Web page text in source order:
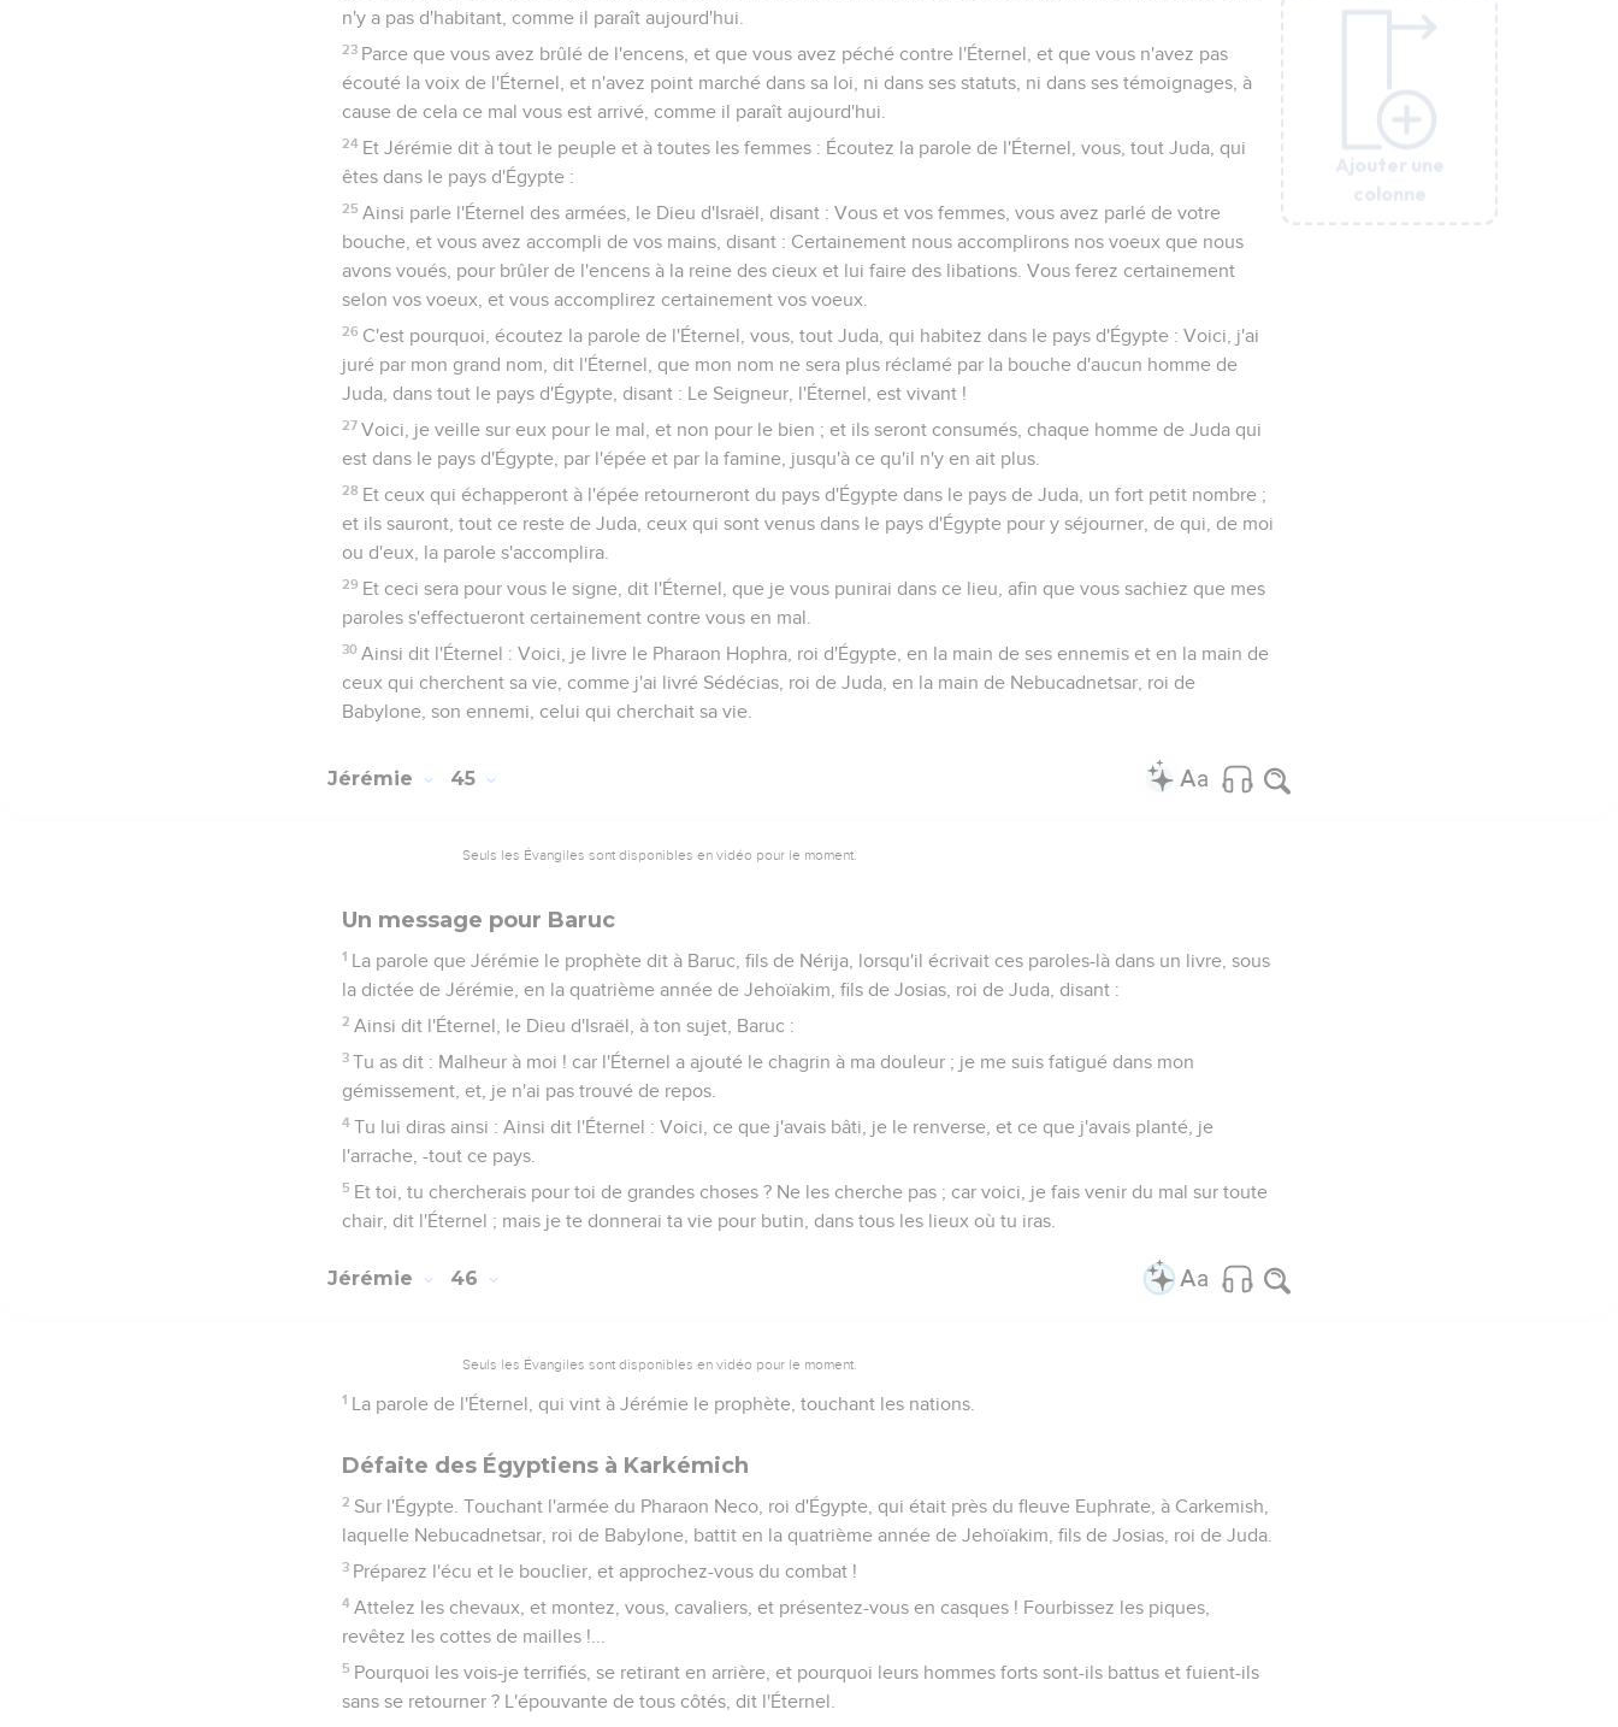
Ajouter une
colonne
n'y a pas d'habitant, comme il paraît aujourd'hui.
23 Parce que vous avez brûlé de l'encens, et que vous avez péché contre l'Éternel, et que vous n'avez pas
écouté la voix de l'Éternel, et n'avez point marché dans sa loi, ni dans ses statuts, ni dans ses témoignages, à
cause de cela ce mal vous est arrivé, comme il paraît aujourd'hui.
24 Et Jérémie dit à tout le peuple et à toutes les femmes : Écoutez la parole de l'Éternel, vous, tout Juda, qui
êtes dans le pays d'Égypte :
25 Ainsi parle l'Éternel des armées, le Dieu d'Israël, disant : Vous et vos femmes, vous avez parlé de votre
bouche, et vous avez accompli de vos mains, disant : Certainement nous accomplirons nos voeux que nous
avons voués, pour brûler de l'encens à la reine des cieux et lui faire des libations. Vous ferez certainement
selon vos voeux, et vous accomplirez certainement vos voeux.
26 C'est pourquoi, écoutez la parole de l'Éternel, vous, tout Juda, qui habitez dans le pays d'Égypte : Voici, j'ai
juré par mon grand nom, dit l'Éternel, que mon nom ne sera plus réclamé par la bouche d'aucun homme de
Juda, dans tout le pays d'Égypte, disant : Le Seigneur, l'Éternel, est vivant !
27 Voici, je veille sur eux pour le mal, et non pour le bien ; et ils seront consumés, chaque homme de Juda qui
est dans le pays d'Égypte, par l'épée et par la famine, jusqu'à ce qu'il n'y en ait plus.
28 Et ceux qui échapperont à l'épée retourneront du pays d'Égypte dans le pays de Juda, un fort petit nombre ;
et ils sauront, tout ce reste de Juda, ceux qui sont venus dans le pays d'Égypte pour y séjourner, de qui, de moi
ou d'eux, la parole s'accomplira.
29 Et ceci sera pour vous le signe, dit l'Éternel, que je vous punirai dans ce lieu, afin que vous sachiez que mes
paroles s'effectueront certainement contre vous en mal.
30 Ainsi dit l'Éternel : Voici, je livre le Pharaon Hophra, roi d'Égypte, en la main de ses ennemis et en la main de
ceux qui cherchent sa vie, comme j'ai livré Sédécias, roi de Juda, en la main de Nebucadnetsar, roi de
Babylone, son ennemi, celui qui cherchait sa vie.
Ajouter une
colonne
Jérémie 45
Seuls les Évangiles sont disponibles en vidéo pour le moment.
Un message pour Baruc
1 La parole que Jérémie le prophète dit à Baruc, fils de Nérija, lorsqu'il écrivait ces paroles-là dans un livre, sous
la dictée de Jérémie, en la quatrième année de Jehoïakim, fils de Josias, roi de Juda, disant :
2 Ainsi dit l'Éternel, le Dieu d'Israël, à ton sujet, Baruc :
3 Tu as dit : Malheur à moi ! car l'Éternel a ajouté le chagrin à ma douleur ; je me suis fatigué dans mon
gémissement, et, je n'ai pas trouvé de repos.
4 Tu lui diras ainsi : Ainsi dit l'Éternel : Voici, ce que j'avais bâti, je le renverse, et ce que j'avais planté, je
l'arrache, -tout ce pays.
5 Et toi, tu chercherais pour toi de grandes choses ? Ne les cherche pas ; car voici, je fais venir du mal sur toute
chair, dit l'Éternel ; mais je te donnerai ta vie pour butin, dans tous les lieux où tu iras.
Ajouter une
colonne
Jérémie 46
Seuls les Évangiles sont disponibles en vidéo pour le moment.
1 La parole de l'Éternel, qui vint à Jérémie le prophète, touchant les nations.
Défaite des Égyptiens à Karkémich
2 Sur l'Égypte. Touchant l'armée du Pharaon Neco, roi d'Égypte, qui était près du fleuve Euphrate, à Carkemish,
laquelle Nebucadnetsar, roi de Babylone, battit en la quatrième année de Jehoïakim, fils de Josias, roi de Juda.
3 Préparez l'écu et le bouclier, et approchez-vous du combat !
4 Attelez les chevaux, et montez, vous, cavaliers, et présentez-vous en casques ! Fourbissez les piques,
revêtez les cottes de mailles !...
5 Pourquoi les vois-je terrifiés, se retirant en arrière, et pourquoi leurs hommes forts sont-ils battus et fuient-ils
sans se retourner ? L'épouvante de tous côtés, dit l'Éternel.
Ajouter une
colonne
Ajouter une
colonne
Ajouter une
colonne
Ajouter une
colonne